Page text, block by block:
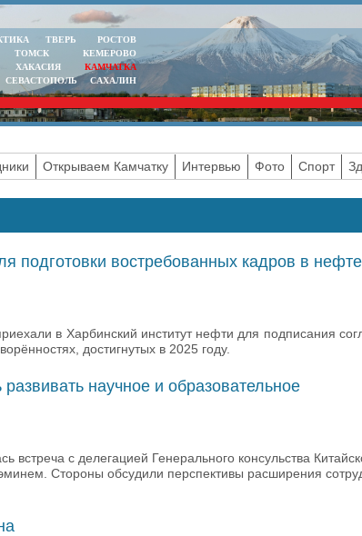
ТВЕРЬ
РОСТОВ
ТОМСК
КЕМЕРОВО
ХАКАСИЯ
КАМЧАТКА
СЕВАСТОПОЛЬ САХАЛИН
Открываем Камчатку Интервью Фото Спорт
подготовки востребованных кадров в
в Харбинский институт нефти для подписания
достигнутых в 2025 году.
научное и образовательное
встреча с делегацией Генерального консульства
Стороны обсудили перспективы расширения